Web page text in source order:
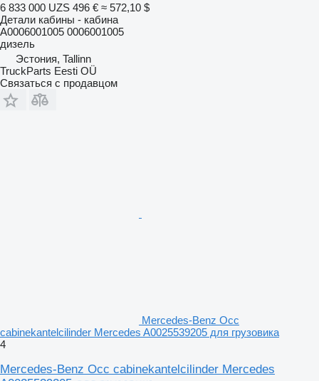
6 833 000 UZS 496 € ≈ 572,10 $
Детали кабины - кабина
A0006001005 0006001005
дизель
Эстония, Tallinn
TruckParts Eesti OÜ
Связаться с продавцом
Mercedes-Benz Occ
cabinekantelcilinder Mercedes A0025539205 для грузовика
4
Mercedes-Benz Occ cabinekantelcilinder Mercedes